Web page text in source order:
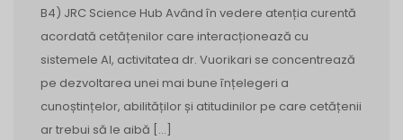
B4) JRC Science Hub Având în vedere atenția curentă
acordată cetățenilor care interacționează cu
sistemele AI, activitatea dr. Vuorikari se concentrează
pe dezvoltarea unei mai bune înțelegeri a
cunoștințelor, abilităților și atitudinilor pe care cetățenii
ar trebui să le aibă […]